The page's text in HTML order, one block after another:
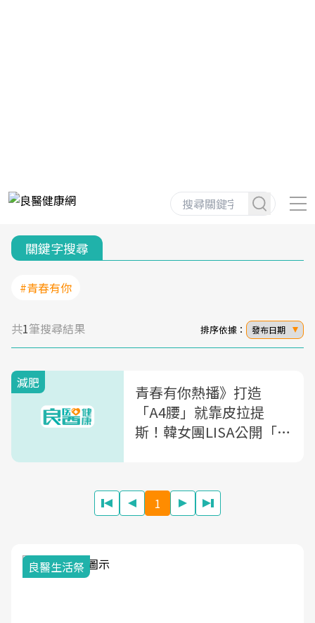
關鍵字搜尋
#青春有你
共1筆搜尋結果 排序依據： 發布日期
減肥
青春有你熱播》打造
「A4腰」就靠皮拉提
斯！韓女團LISA公開「怎
1
我與健康韌性的距離